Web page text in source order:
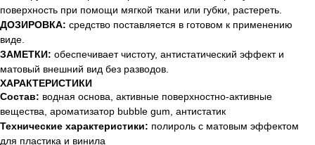
поверхность при помощи мягкой ткани или губки, растереть.
ДОЗИРОВКА: средство поставляется в готовом к применению
виде.
ЗАМЕТКИ: обеспечивает чистоту, антистатический эффект и
матовый внешний вид без разводов.
ХАРАКТЕРИСТИКИ
Состав: водная основа, активные поверхностно-активные
вещества, ароматизатор bubble gum, антистатик
Технические характеристики: полироль с матовым эффектом
для пластика и винила